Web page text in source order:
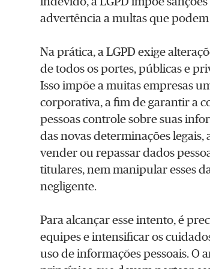
advertência a multas que
Na prática, a LGPD exige
de todos os portes, públicas e
Isso impõe a muitas empresas
corporativa, a fim de garantir a
pessoas controle sobre suas
das novas determinações
vender ou repassar dados
titulares, nem manipular esses
negligente.
Para alcançar esse intento, é
equipes e intensificar os
uso de informações pessoais. O